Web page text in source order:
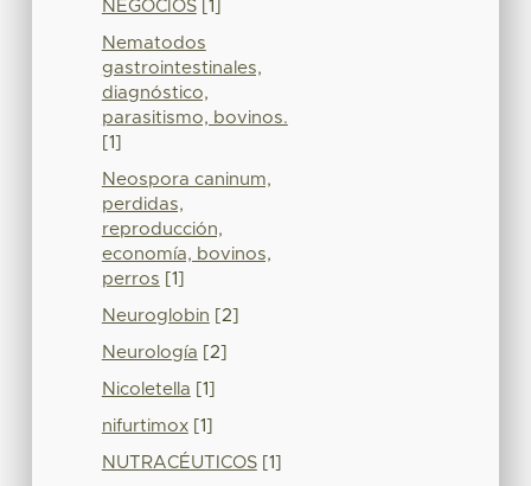
NEGOCIOS[1]
Nematodos
gastrointestinales,
diagnóstico,
parasitismo, bovinos.
[1]
Neospora caninum,
perdidas,
reproducción,
economía, bovinos,
perros [1]
Neuroglobin [2]
Neurología [2]
Nicoletella [1]
nifurtimox[1]
NUTRACÉUTICOS[1]